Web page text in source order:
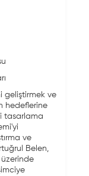
geliştirmek ve
hedeflerine
tasarlama
ve
Belen,